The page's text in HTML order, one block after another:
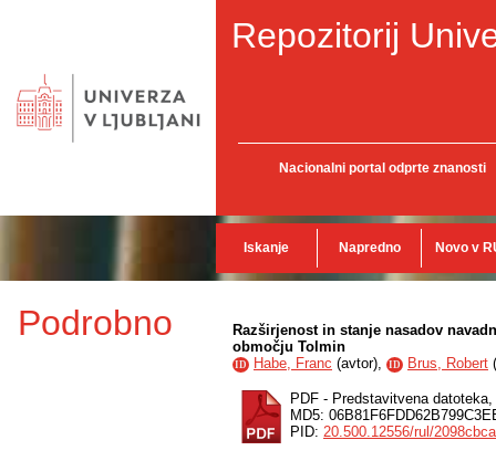
Repozitorij
Nacionalni portal odprte znanosti
Iskanje Napredno Novo v
Podrobno
Razširjenost in stanje nasadov
območju Tolmin
ID Habe, Franc (avtor), ID Brus, Robert (
PDF - Predstavitvena datoteka,
MD5:
PID: 20.500.12556/rul/